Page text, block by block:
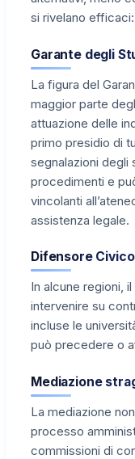
si rivelano efficaci:
Garante degli
La figura del
maggior parte
attuazione delle
primo presidio di
segnalazioni degli
procedimenti e
vincolanti
assistenza legale.
Difensore
In alcune regioni,
intervenire su
incluse le
può precedere o
Mediazione
La mediazione
processo
commissioni di